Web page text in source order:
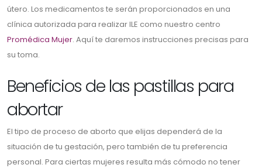
útero. Los medicamentos te serán proporcionados en una
clínica autorizada para realizar ILE como nuestro centro
Promédica Mujer. Aquí te daremos instrucciones precisas para
su toma.
Beneficios de las pastillas para
abortar
El tipo de proceso de aborto que elijas dependerá de la
situación de tu gestación, pero también de tu preferencia
personal. Para ciertas mujeres resulta más cómodo no tener